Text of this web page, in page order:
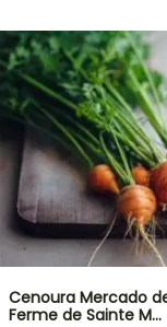
Cenoura Mercado
Ferme de Sainte M…